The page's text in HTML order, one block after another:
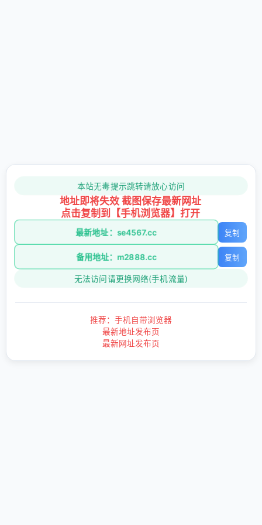
本站无毒提示跳转请放心访问
地址即将失效 截图保存最新网址
点击复制到【手机浏览器】打开
最新地址：se4567.cc 复制
备用地址：m2888.cc 复制
无法访问请更换网络(手机流量)
推荐：手机自带浏览器
最新地址发布页
最新网址发布页